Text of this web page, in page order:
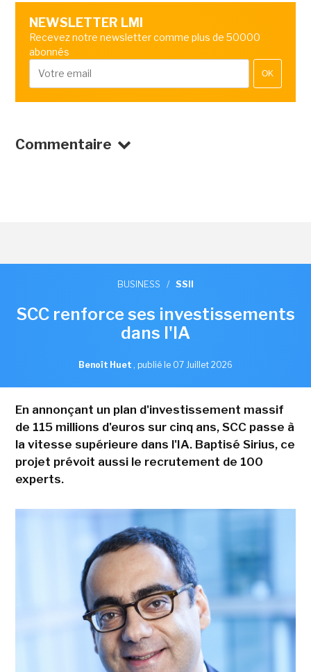
NEWSLETTER LMI
Recevez notre newsletter comme plus de 50000
abonnés
OK
Commentaire
BUSINESS / SSII
SCC renforce ses investissements
dans l'IA
Benoît Huet , publié le 07 Juillet 2026
En annonçant un plan d'investissement massif
de 115 millions d'euros sur cinq ans, SCC passe à
la vitesse supérieure dans l'IA. Baptisé Sirius, ce
projet prévoit aussi le recrutement de 100
experts.